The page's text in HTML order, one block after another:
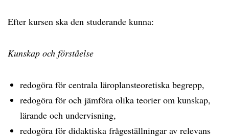
Efter kursen ska den studerande kunna:
Kunskap och förståelse
redogöra för centrala läroplansteoretiska begrepp,
redogöra för och jämföra olika teorier om kunskap,
lärande och undervisning,
redogöra för didaktiska frågeställningar av relevans